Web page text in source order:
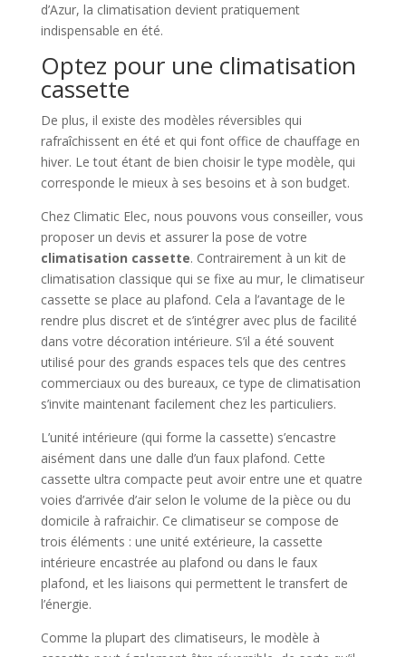
d’Azur, la climatisation devient pratiquement
indispensable en été.
Optez pour une climatisation
cassette
De plus, il existe des modèles réversibles qui
rafraîchissent en été et qui font office de chauffage en
hiver. Le tout étant de bien choisir le type modèle, qui
corresponde le mieux à ses besoins et à son budget.
Chez Climatic Elec, nous pouvons vous conseiller, vous
proposer un devis et assurer la pose de votre
climatisation cassette. Contrairement à un kit de
climatisation classique qui se fixe au mur, le climatiseur
cassette se place au plafond. Cela a l’avantage de le
rendre plus discret et de s’intégrer avec plus de facilité
dans votre décoration intérieure. S’il a été souvent
utilisé pour des grands espaces tels que des centres
commerciaux ou des bureaux, ce type de climatisation
s’invite maintenant facilement chez les particuliers.
L’unité intérieure (qui forme la cassette) s’encastre
aisément dans une dalle d’un faux plafond. Cette
cassette ultra compacte peut avoir entre une et quatre
voies d’arrivée d’air selon le volume de la pièce ou du
domicile à rafraichir. Ce climatiseur se compose de
trois éléments : une unité extérieure, la cassette
intérieure encastrée au plafond ou dans le faux
plafond, et les liaisons qui permettent le transfert de
l’énergie.
Comme la plupart des climatiseurs, le modèle à